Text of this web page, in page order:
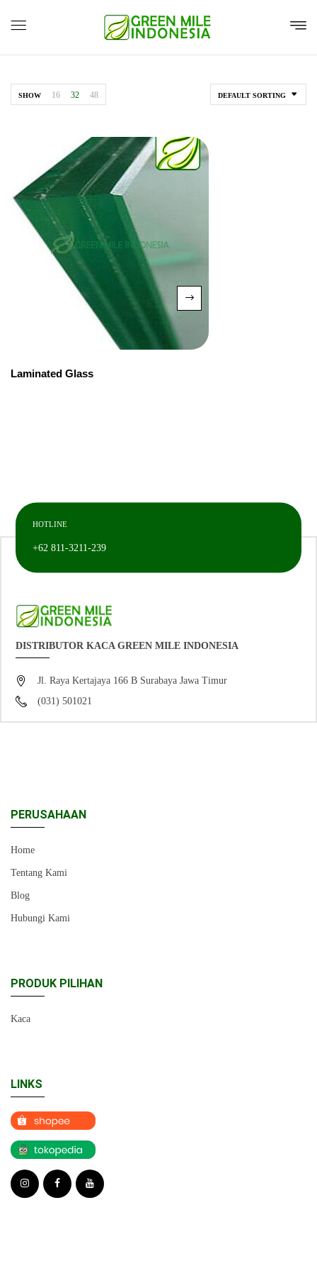
DEFAULT SORTING
SHOW 16 32 48
Laminated Glass
HOTLINE
+62 811-3211-239
DISTRIBUTOR KACA GREEN MILE INDONESIA
Jl. Raya Kertajaya 166 B Surabaya Jawa Timur
(031) 501021
PERUSAHAAN
Home
Tentang Kami
Blog
Hubungi Kami
PRODUK PILIHAN
Kaca
LINKS